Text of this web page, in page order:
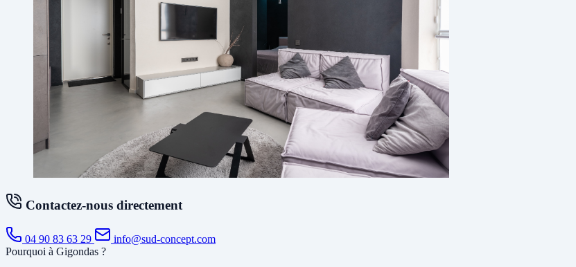
Contactez-nous directement
04 90 83 63 29
info@sud-concept.com
Pourquoi à Gigondas ?